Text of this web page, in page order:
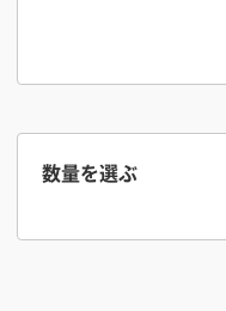
数量を選ぶ